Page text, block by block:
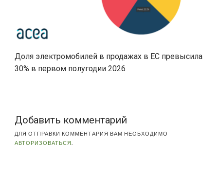
Доля электромобилей в продажах в ЕС превысила
30% в первом полугодии 2026
Добавить комментарий
ДЛЯ ОТПРАВКИ КОММЕНТАРИЯ ВАМ НЕОБХОДИМО
АВТОРИЗОВАТЬСЯ